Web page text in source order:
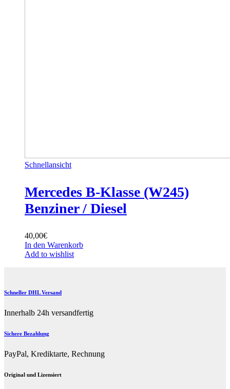
Schnellansicht
Mercedes B-Klasse (W245)
Benziner / Diesel
40,00€
In den Warenkorb
Add to wishlist
Schneller DHL Versand
Innerhalb 24h versandfertig
Sichere Bezahlung
PayPal, Krediktarte, Rechnung
Original und Lizensiert